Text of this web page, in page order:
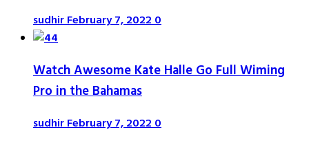
sudhirFebruary 7, 20220
Watch Awesome Kate Halle Go Full Wiming
Pro in the Bahamas
sudhirFebruary 7, 20220